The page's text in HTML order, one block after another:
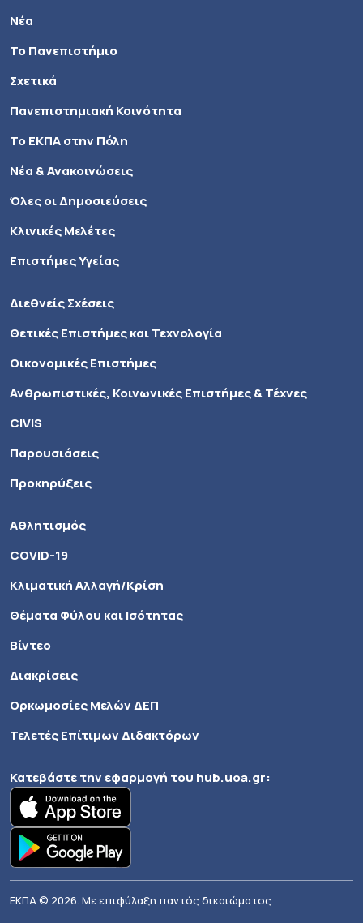
Νέα
Το Πανεπιστήμιο
Σχετικά
Πανεπιστημιακή Κοινότητα
Το ΕΚΠΑ στην Πόλη
Νέα & Ανακοινώσεις
Όλες οι Δημοσιεύσεις
Κλινικές Μελέτες
Επιστήμες Υγείας
Διεθνείς Σχέσεις
Θετικές Επιστήμες και Τεχνολογία
Οικονομικές Επιστήμες
Ανθρωπιστικές, Κοινωνικές Επιστήμες & Τέχνες
CIVIS
Παρουσιάσεις
Προκηρύξεις
Αθλητισμός
COVID-19
Κλιματική Αλλαγή/Κρίση
Θέματα Φύλου και Ισότητας
Βίντεο
Διακρίσεις
Ορκωμοσίες Μελών ΔΕΠ
Τελετές Επίτιμων Διδακτόρων
Κατεβάστε την εφαρμογή του hub.uoa.gr:
ΕΚΠΑ © 2026. Με επιφύλαξη παντός δικαιώματος